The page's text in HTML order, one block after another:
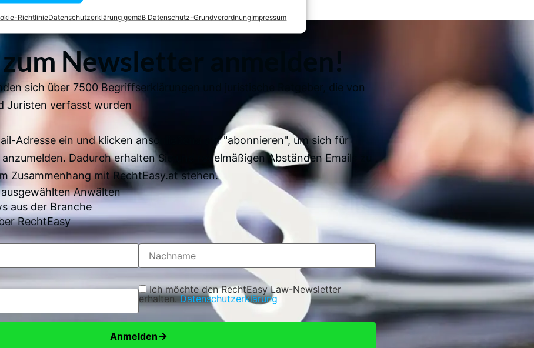
RichtlinieDatenschutzerklärung gemäß Datenschutz-GrundverordnungImpressum
Newsletter anmelden!
sich über 7500 Begriffserklärungen und juristische Ratgeber, die von
Juristen verfasst wurden
Adresse ein und klicken anschließend auf "abonnieren", um sich für
Dadurch erhalten Sie und regelmäßigen Abständen Emails zu
Zusammenhang mit RechtEasy.at stehen.
Anwälten
aus der Branche
RechtEasy
Ich möchte den RechtEasy Law-Newsletter
erhalten.Datenschutzerklärung
Anmelden→